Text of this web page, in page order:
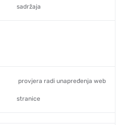
sadržaja
provjera radi unapređenja web
stranice